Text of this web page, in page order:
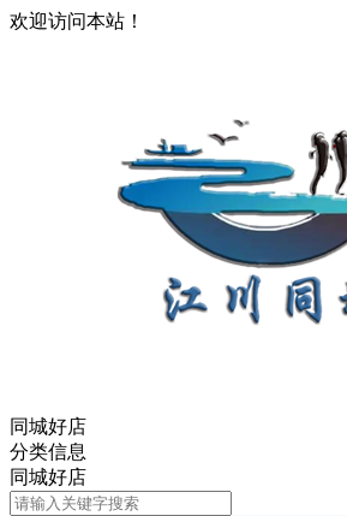
欢迎访问本站！
同城好店
分类信息
同城好店